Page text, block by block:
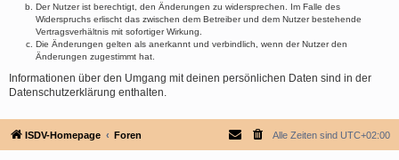
Der Nutzer ist berechtigt, den Änderungen zu widersprechen. Im Falle des
Widerspruchs erlischt das zwischen dem Betreiber und dem Nutzer bestehende
Vertragsverhältnis mit sofortiger Wirkung.
Die Änderungen gelten als anerkannt und verbindlich, wenn der Nutzer den
Änderungen zugestimmt hat.
Informationen über den Umgang mit deinen persönlichen Daten sind in der
Datenschutzerklärung enthalten.
ISDV-Homepage Foren Alle Zeiten sind UTC+02:00